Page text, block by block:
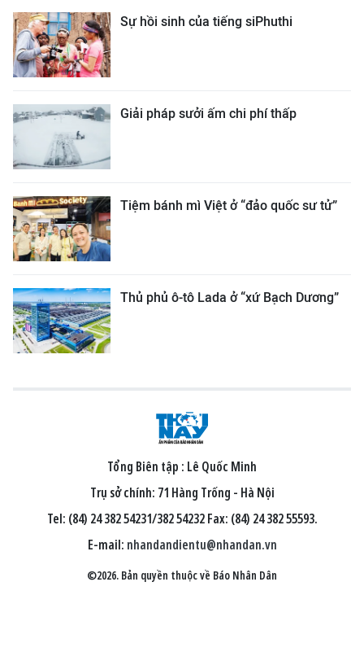
Sự hồi sinh của tiếng siPhuthi
Giải pháp sưởi ấm chi phí thấp
Tiệm bánh mì Việt ở “đảo quốc sư tử”
Thủ phủ ô-tô Lada ở “xứ Bạch Dương”
Tổng Biên tập : Lê Quốc Minh
Trụ sở chính: 71 Hàng Trống - Hà Nội
Tel: (84) 24 382 54231/382 54232 Fax: (84) 24 382 55593.
E-mail: nhandandientu@nhandan.vn
©2026. Bản quyền thuộc về Báo Nhân Dân